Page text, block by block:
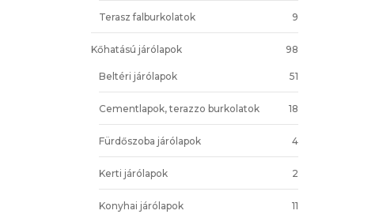
Terasz falburkolatok 9
Kőhatású járólapok 98
Beltéri járólapok 51
Cementlapok, terazzo burkolatok 18
Fürdőszoba járólapok 4
Kerti járólapok 2
Konyhai járólapok 11